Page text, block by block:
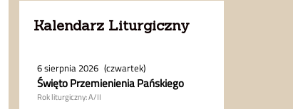
Kalendarz Liturgiczny